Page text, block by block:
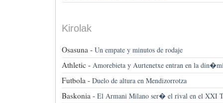
Kirolak
Osasuna - Un empate y minutos de rodaje
Athletic - Amorebieta y Aurtenetxe entran en la
Futbola - Duelo de altura en Mendizorrotza
Baskonia - El Armani Milano ser� el rival en el XXI